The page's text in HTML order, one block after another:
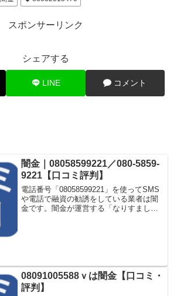
スポンサーリンク
シェアする
LINE コメント
闇金｜08058599221／080-5859-
9221【口コミ評判】
電話番号「08058599221」を使ってSMS
や電話で融資の勧誘をしている業者は闇
金です。闇金が運営する「なりすまし金
08091005588ｖは闇金【口コミ・
評判】